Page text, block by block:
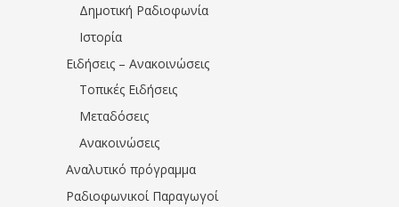
Δημοτική Ραδιοφωνία
Ιστορία
Ειδήσεις – Ανακοινώσεις
Τοπικές Ειδήσεις
Μεταδόσεις
Ανακοινώσεις
Αναλυτικό πρόγραμμα
Ραδιοφωνικοί Παραγωγοί